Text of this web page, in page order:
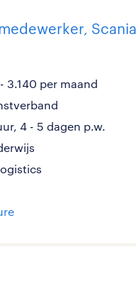
3.140 per maand
4 - 5 dagen p.w.